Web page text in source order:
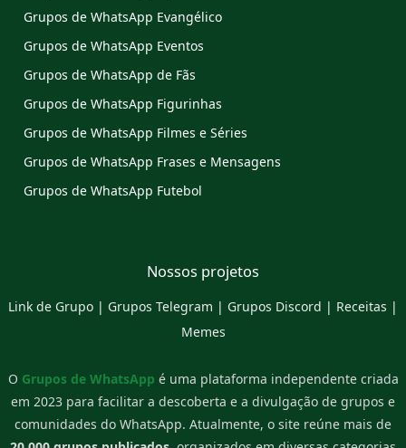
Grupos de WhatsApp Evangélico
Grupos de WhatsApp Eventos
Grupos de WhatsApp de Fãs
Grupos de WhatsApp Figurinhas
Grupos de WhatsApp Filmes e Séries
Grupos de WhatsApp Frases e Mensagens
Grupos de WhatsApp Futebol
Nossos projetos
Link de Grupo | Grupos Telegram | Grupos Discord | Receitas |
Memes
O Grupos de WhatsApp é uma plataforma independente criada
em 2023 para facilitar a descoberta e a divulgação de grupos e
comunidades do WhatsApp. Atualmente, o site reúne mais de